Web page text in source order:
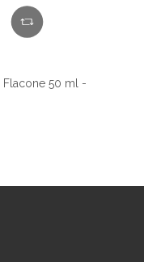
50 ml -